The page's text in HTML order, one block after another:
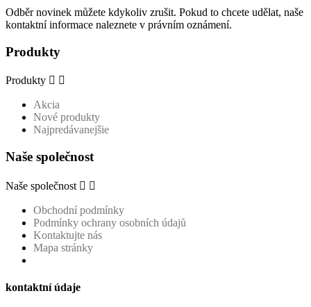
Odběr novinek můžete kdykoliv zrušit. Pokud to chcete udělat, naše
kontaktní informace naleznete v právním oznámení.
Produkty
Produkty  
Akcia
Nové produkty
Najpredávanejšie
Naše společnost
Naše společnost  
Obchodní podmínky
Podmínky ochrany osobních údajů
Kontaktujte nás
Mapa stránky
kontaktní údaje